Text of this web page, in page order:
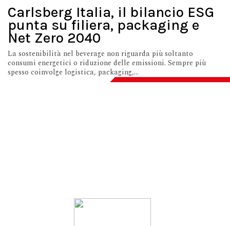
Carlsberg Italia, il bilancio ESG
punta su filiera, packaging e
Net Zero 2040
La sostenibilità nel beverage non riguarda più soltanto
consumi energetici o riduzione delle emissioni. Sempre più
spesso coinvolge logistica, packaging,...